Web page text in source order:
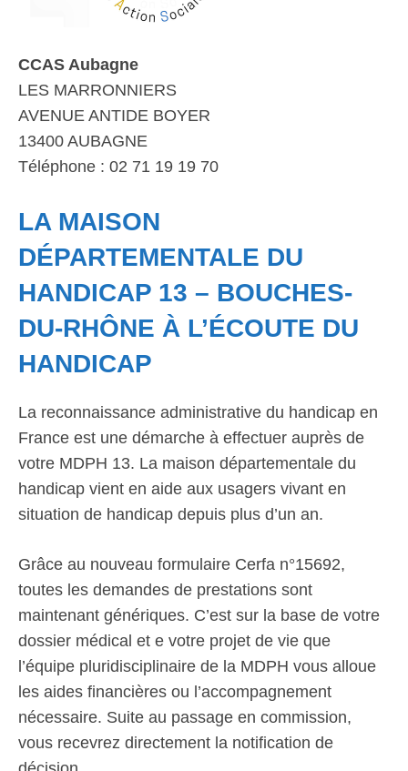
CCAS Aubagne
LES MARRONNIERS
AVENUE ANTIDE BOYER
13400 AUBAGNE
Téléphone : 02 71 19 19 70
LA MAISON
DÉPARTEMENTALE DU
HANDICAP 13 – BOUCHES-
DU-RHÔNE À L’ÉCOUTE DU
HANDICAP
La reconnaissance administrative du handicap en
France est une démarche à effectuer auprès de
votre MDPH 13. La maison départementale du
handicap vient en aide aux usagers vivant en
situation de handicap depuis plus d’un an.
Grâce au nouveau formulaire Cerfa n°15692,
toutes les demandes de prestations sont
maintenant génériques. C’est sur la base de votre
dossier médical et e votre projet de vie que
l’équipe pluridisciplinaire de la MDPH vous alloue
les aides financières ou l’accompagnement
nécessaire. Suite au passage en commission,
vous recevrez directement la notification de